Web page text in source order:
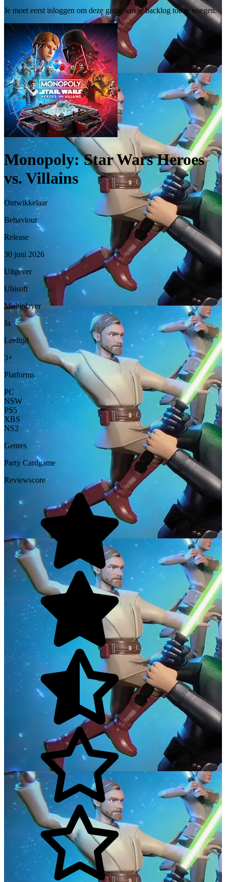
Je moet eerst inloggen om deze game aan je backlog toe te voegen.
Monopoly: Star Wars Heroes
vs. Villains
Ontwikkelaar
Behaviour
Release
30 juni 2026
Uitgever
Ubisoft
Multiplayer
Ja
Leeftijd
3+
Platforms
PC
NSW
PS5
XBS
NS2
Genres
Party Cardgame
Reviewscore